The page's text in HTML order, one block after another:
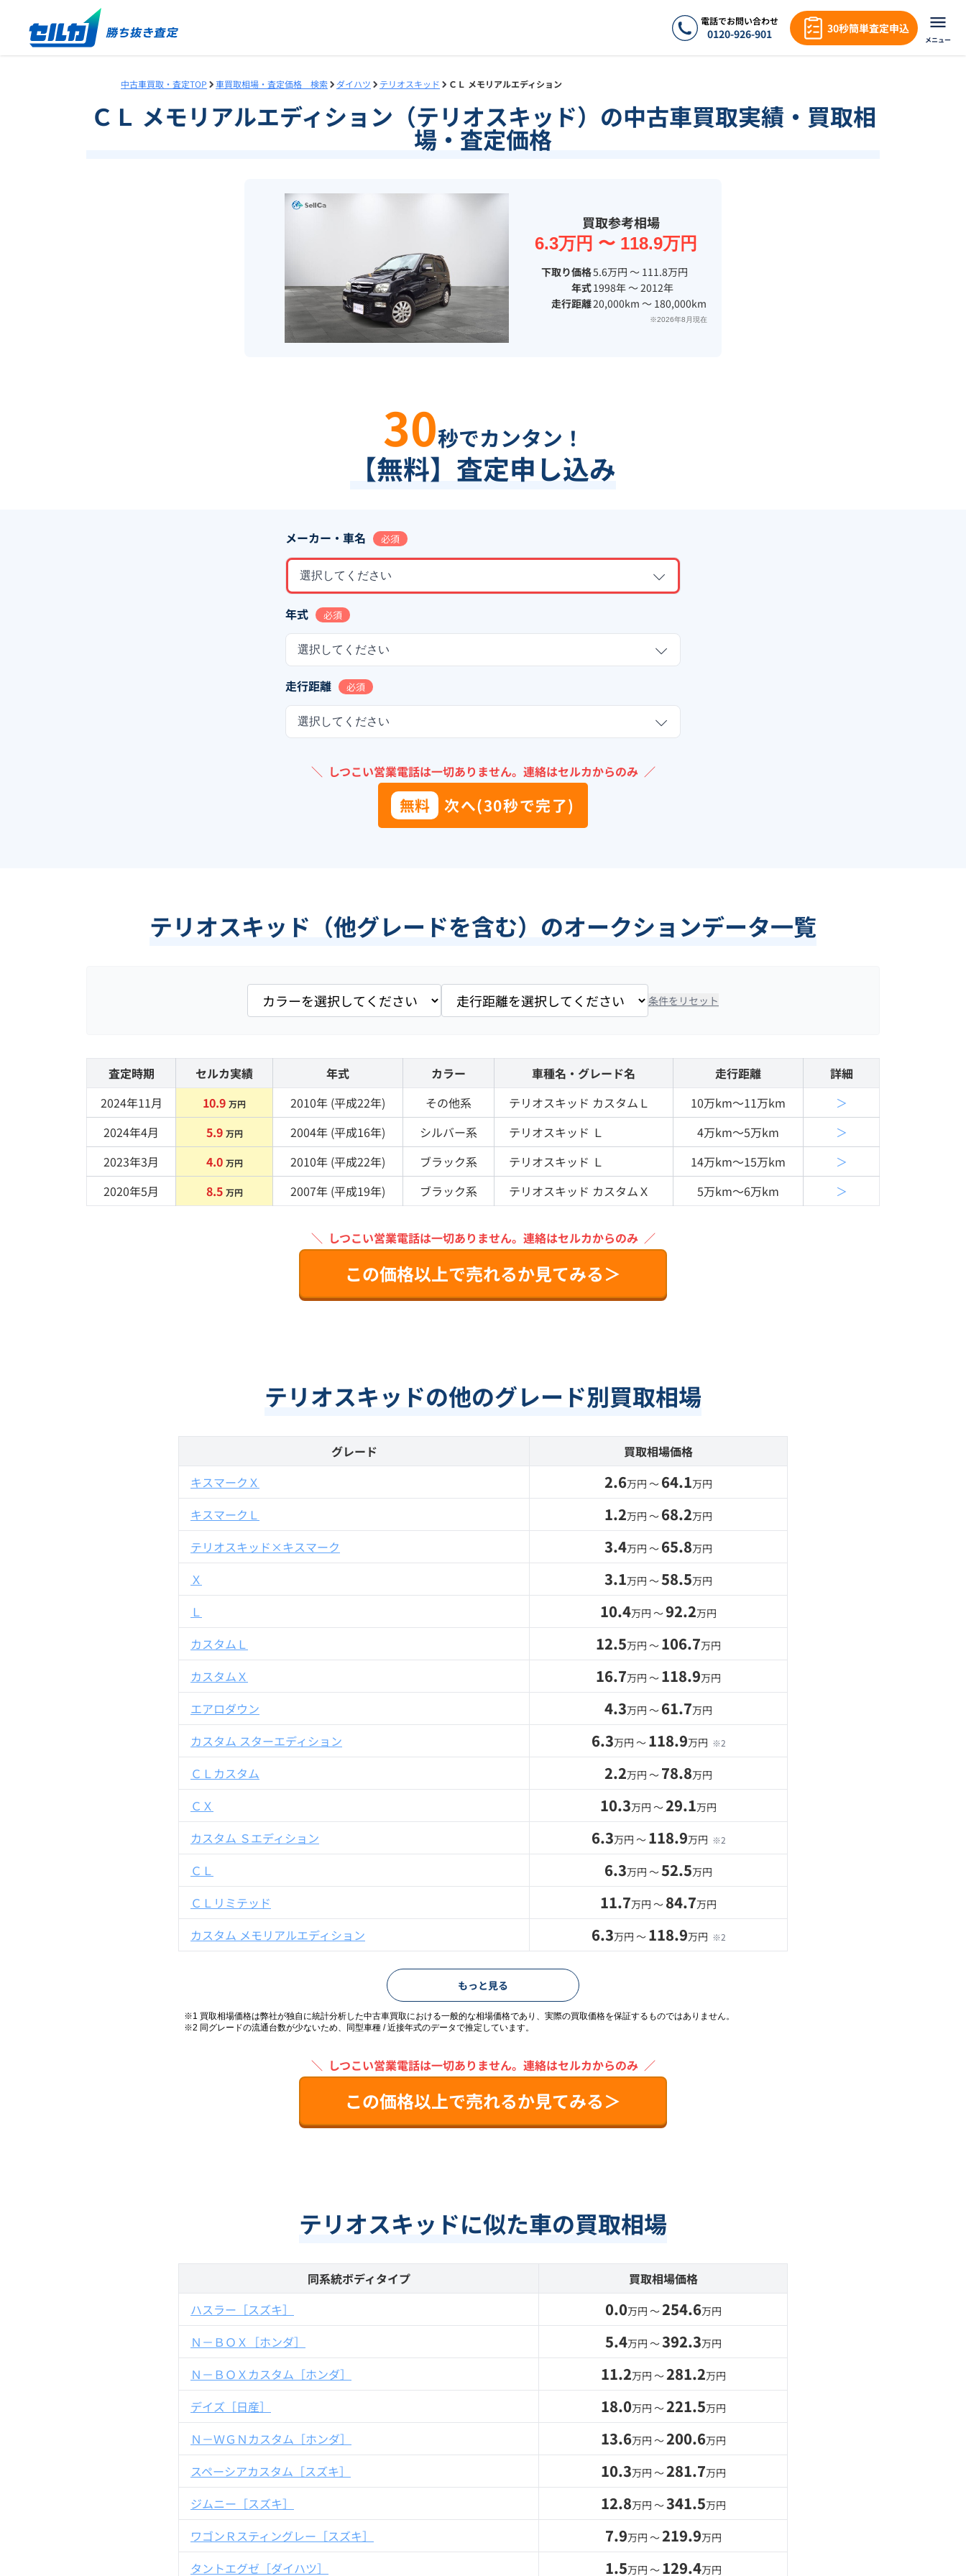
電話でお問い合わせ
0120-926-901 30秒簡単査定申込
メニュー
中古車買取・査定TOP 車買取相場・査定価格 検索 ダイハツ テリオスキッド ＣＬ メモリアルエディション
ＣＬ メモリアルエディション（テリオスキッド）の中古車買取実績・買取相
場・査定価格
買取参考相場
6.3万円 〜 118.9万円
下取り価格5.6万円 〜 111.8万円
年式1998年 〜 2012年
走行距離20,000km 〜 180,000km
※2026年8月現在
30秒でカンタン！
【無料】査定申し込み
メーカー・車名 必須
選択してください
年式 必須
選択してください
走行距離 必須
選択してください
＼ しつこい営業電話は一切ありません。 連絡はセルカからのみ ／
無料 次へ(30秒で完了)
テリオスキッド（他グレードを含む）のオークションデータ一覧
条件をリセット
査定時期 セルカ実績 年式 カラー 車種名・グレード名 走行距離
詳細
2024年11月
10.9 万円 2010年 (平成22年) その他系 テリオスキッド カスタムＬ 10万km〜11万km
＞
2024年4月
5.9 万円 2004年 (平成16年) シルバー系 テリオスキッド Ｌ 4万km〜5万km
＞
2023年3月
4.0 万円 2010年 (平成22年) ブラック系 テリオスキッド Ｌ 14万km〜15万km
＞
2020年5月
8.5 万円 2007年 (平成19年) ブラック系 テリオスキッド カスタムＸ 5万km〜6万km ＞
＼ しつこい営業電話は一切ありません。 連絡はセルカからのみ ／
この価格以上で売れるか見てみる＞
テリオスキッドの他のグレード別買取相場
グレード
買取相場価格
キスマークＸ
2.6万円 〜 64.1万円
キスマークＬ 1.2万円 〜 68.2万円
テリオスキッド×キスマーク 3.4万円 〜 65.8万円
Ｘ 3.1万円 〜58.5万円
Ｌ 10.4万円 〜92.2万円
カスタムＬ 12.5万円 〜 106.7万円
カスタムＸ 16.7万円 〜 118.9万円
エアロダウン 4.3万円 〜 61.7万円
カスタム スターエディション 6.3万円 〜 118.9万円 ※2
ＣＬカスタム 2.2万円 〜 78.8万円
ＣＸ 10.3万円 〜29.1万円
カスタム Ｓエディション 6.3万円 〜 118.9万円 ※2
ＣＬ 6.3万円 〜52.5万円
ＣＬリミテッド 11.7万円 〜 84.7万円
カスタム メモリアルエディション 6.3万円 〜 118.9万円 ※2
もっと見る
※1 買取相場価格は弊社が独自に統計分析した中古車買取における一般的な相場価格であり、実際の買取価格を保証するものではありません。
※2 同グレードの流通台数が少ないため、同型車種 / 近接年式のデータで推定しています。
＼ しつこい営業電話は一切ありません。 連絡はセルカからのみ ／
この価格以上で売れるか見てみる＞
テリオスキッドに似た車の買取相場
同系統ボディタイプ
買取相場価格
ハスラー［スズキ］
0.0万円 〜254.6万円
Ｎ－ＢＯＸ［ホンダ］ 5.4万円 〜392.3万円
Ｎ－ＢＯＸカスタム［ホンダ］ 11.2万円 〜281.2万円
デイズ［日産］ 18.0万円 〜221.5万円
Ｎ－ＷＧＮカスタム［ホンダ］ 13.6万円 〜200.6万円
スペーシアカスタム［スズキ］ 10.3万円 〜281.7万円
ジムニー［スズキ］ 12.8万円 〜341.5万円
ワゴンＲスティングレー［スズキ］ 7.9万円 〜219.9万円
タントエグゼ［ダイハツ］ 1.5万円 〜 129.4万円